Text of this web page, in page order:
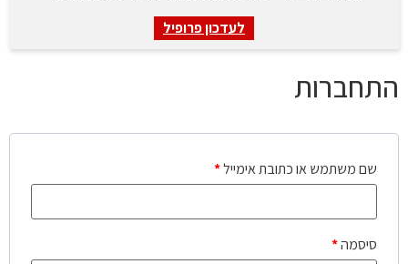
לעדכון פרופיל
התחברות
שם משתמש או כתובת אימייל*
סיסמה*